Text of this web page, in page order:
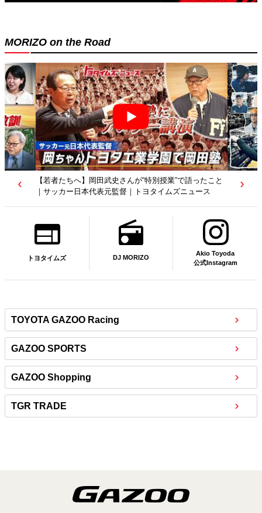
MORIZO on the Road
【トヨタディレクターズカット】クリエイターが工場を
映像作品に？従業員たちの涙の理由は…｜トヨタイムズ
トヨタイムズ DJ MORIZO
Akio Toyoda
公式Instagram
TOYOTA GAZOO Racing
GAZOO SPORTS
GAZOO Shopping
TGR TRADE